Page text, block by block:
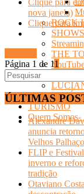
ROCK
SHOWS
THE
INFOCO
ZEZÉ
TURISMO
Quem
nova janela)
Clique para
Página 1 de 11
ÚLTIMAS
Alexandre
anuncia
Velhos
FLIP e
inverno e
tradição
Otaviano